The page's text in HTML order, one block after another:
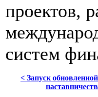
проектов,
систем
< Запуск